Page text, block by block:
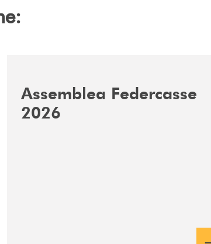
Assemblea Federcasse
2026